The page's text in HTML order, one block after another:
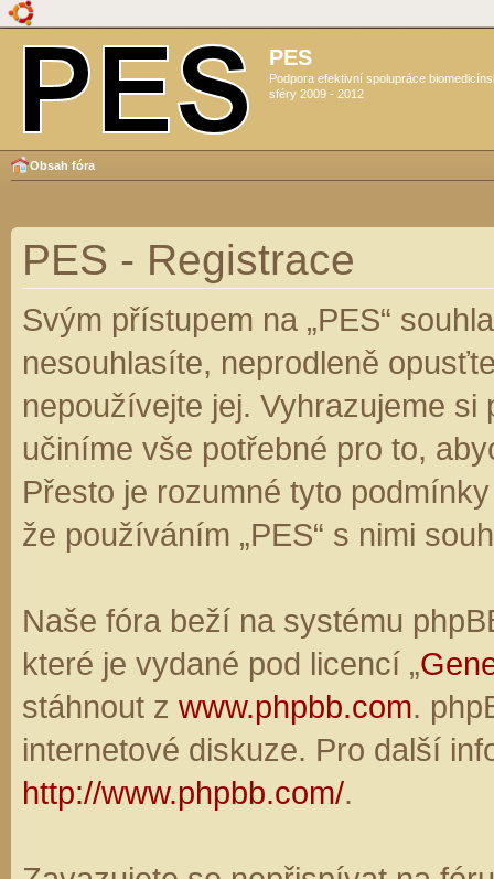
PES
Podpora efektivní spolupráce
sféry 2009 - 2012
Obsah fóra
PES - Registrace
Svým přístupem na „PES“
nesouhlasíte, neprodleně
nepoužívejte jej. Vyhrazujeme
učiníme vše potřebné pro to,
Přesto je rozumné tyto
že používáním „PES“ s nimi
Naše fóra beží na systému
které je vydané pod licencí „
stáhnout z www.phpbb.com.
internetové diskuze. Pro další
http://www.phpbb.com/.